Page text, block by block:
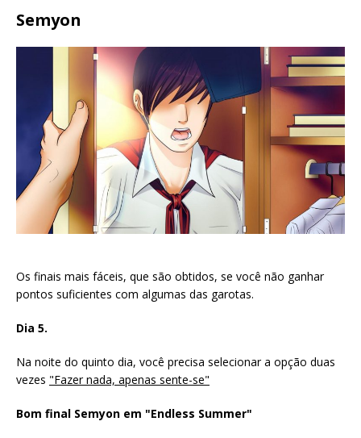
Semyon
Os finais mais fáceis, que são obtidos, se você não ganhar
pontos suficientes com algumas das garotas.
Dia 5.
Na noite do quinto dia, você precisa selecionar a opção duas
vezes "Fazer nada, apenas sente-se"
Bom final Semyon em "Endless Summer"